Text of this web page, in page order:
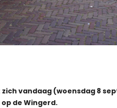
vandaag (woensdag 8
op de Wingerd.